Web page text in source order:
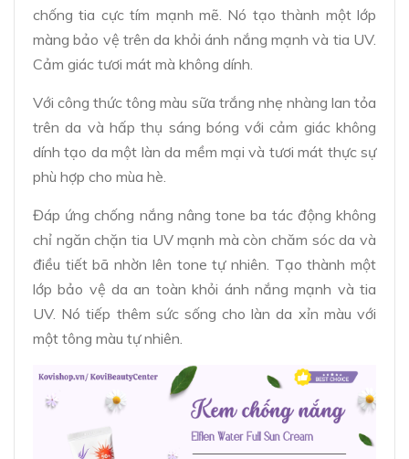
chống tia cực tím mạnh mẽ. Nó tạo thành một lớp
màng bảo vệ trên da khỏi ánh nắng mạnh và tia UV.
Cảm giác tươi mát mà không dính.
Với công thức tông màu sữa trắng nhẹ nhàng lan tỏa
trên da và hấp thụ sáng bóng với cảm giác không
dính tạo da một làn da mềm mại và tươi mát thực sự
phù hợp cho mùa hè.
Đáp ứng chống nắng nâng tone ba tác động không
chỉ ngăn chặn tia UV mạnh mà còn chăm sóc da và
điều tiết bã nhờn lên tone tự nhiên. Tạo thành một
lớp bảo vệ da an toàn khỏi ánh nắng mạnh và tia
UV. Nó tiếp thêm sức sống cho làn da xỉn màu với
một tông màu tự nhiên.